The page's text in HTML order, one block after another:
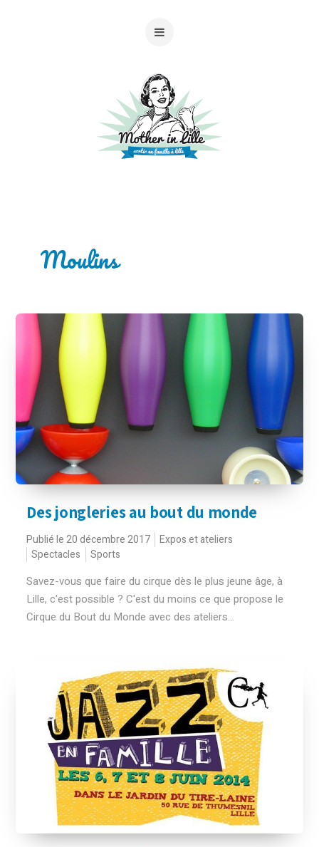
Moulins
Des jongleries au bout du monde
Publié le 20 décembre 2017
Expos et ateliers
Spectacles
Sports
Savez-vous que faire du cirque dès le plus jeune âge, à
Lille, c'est possible ? C'est du moins ce que propose le
Cirque du Bout du Monde avec des ateliers...